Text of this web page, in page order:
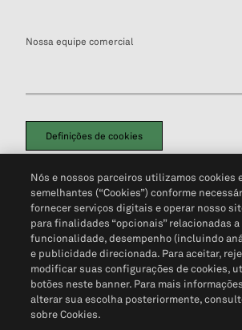
Nossa equipe comercial
Definições de cookies
Política de PrivacidadePortal de privacidade do
Não Venda Minhas Informações Pessoais© 2026
Nós e nossos parceiros utilizamos cookies
semelhantes (“Cookies”) conforme
fornecer serviços digitais e operar nosso
para finalidades “opcionais” relacionadas a
funcionalidade, desempenho (incluindo
e publicidade direcionada. Para aceitar,
modificar suas configurações de cookies,
botões neste banner. Para mais
alterar sua escolha posteriormente,
sobre Cookies.